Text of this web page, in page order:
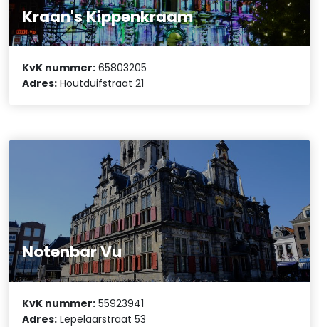
Kraan's Kippenkraam
KvK nummer: 65803205
Adres: Houtduifstraat 21
Notenbar Vu
KvK nummer: 55923941
Adres: Lepelaarstraat 53